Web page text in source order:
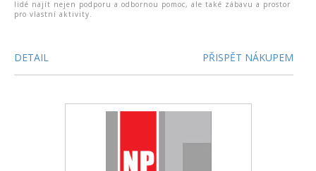
lidé najít nejen podporu a odbornou pomoc, ale také zábavu a prostor
pro vlastní aktivity.
DETAIL PŘISPĚT NÁKUPEM